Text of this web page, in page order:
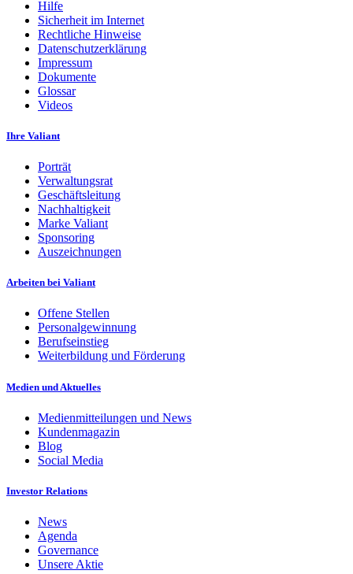
Hilfe
Sicherheit im Internet
Rechtliche Hinweise
Datenschutzerklärung
Impressum
Dokumente
Glossar
Videos
Ihre Valiant
Porträt
Verwaltungsrat
Geschäftsleitung
Nachhaltigkeit
Marke Valiant
Sponsoring
Auszeichnungen
Arbeiten bei Valiant
Offene Stellen
Personalgewinnung
Berufseinstieg
Weiterbildung und Förderung
Medien und Aktuelles
Medienmitteilungen und News
Kundenmagazin
Blog
Social Media
Investor Relations
News
Agenda
Governance
Unsere Aktie